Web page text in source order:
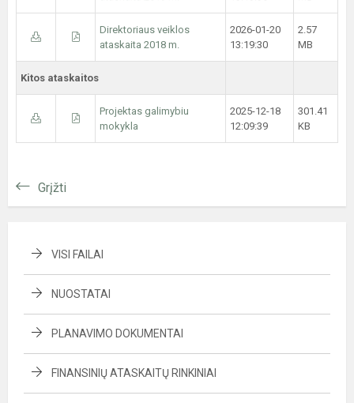
Direktoriaus veiklos
ataskaita 2018 m.
2026-01-20
13:19:30
2.57
MB
Kitos ataskaitos
Projektas galimybiu
mokykla
2025-12-18
12:09:39
301.41
KB
Grįžti
VISI FAILAI
NUOSTATAI
PLANAVIMO DOKUMENTAI
FINANSINIŲ ATASKAITŲ RINKINIAI